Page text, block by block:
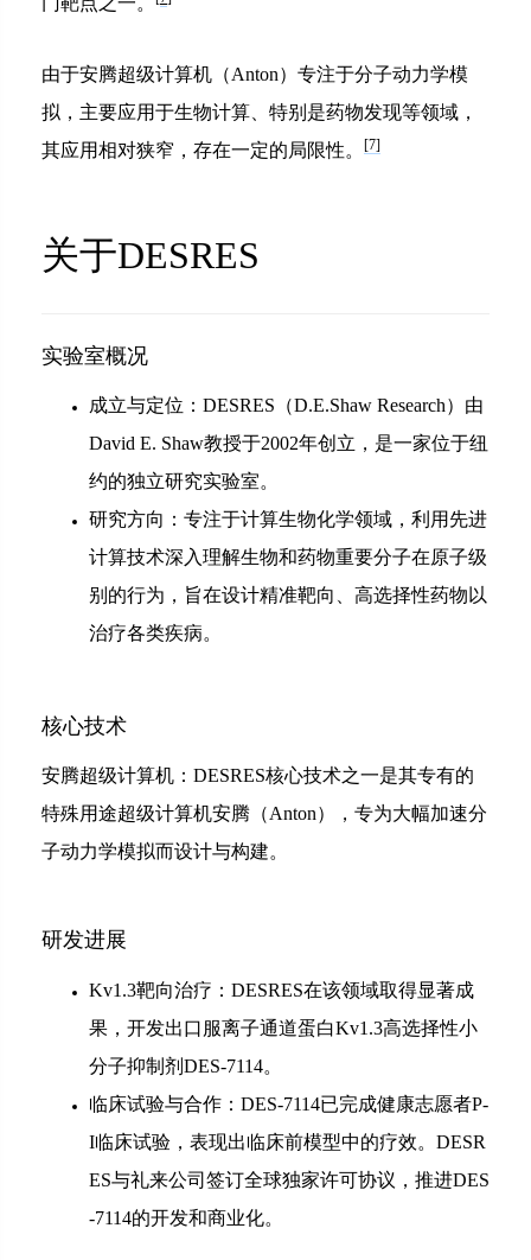
由于安腾超级计算机（Anton）专注于分子动力学模
拟，主要应用于生物计算、特别是药物发现等领域，
其应用相对狭窄，存在一定的局限性。
[7]
关于DESRES
实验室概况
成立与定位：DESRES（D.E.Shaw Research）由
David E. Shaw教授于2002年创立，是一家位于纽
约的独立研究实验室。
研究方向：专注于计算生物化学领域，利用先进
计算技术深入理解生物和药物重要分子在原子级
别的行为，旨在设计精准靶向、高选择性药物以
治疗各类疾病。
核心技术
安腾超级计算机：DESRES核心技术之一是其专有的
特殊用途超级计算机安腾（Anton），专为大幅加速分
子动力学模拟而设计与构建。
研发进展
Kv1.3靶向治疗：DESRES在该领域取得显著成
果，开发出口服离子通道蛋白Kv1.3高选择性小
分子抑制剂DES-7114。
临床试验与合作：DES-7114已完成健康志愿者P-
I临床试验，表现出临床前模型中的疗效。DESR
ES与礼来公司签订全球独家许可协议，推进DES
-7114的开发和商业化。